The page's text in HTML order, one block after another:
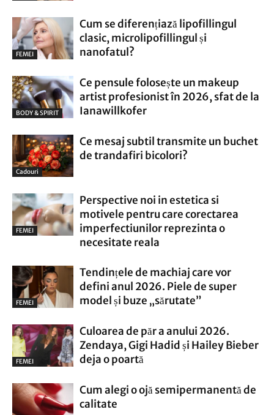
FEMEI
Cum se diferențiază lipofillingul
clasic, microlipofillingul și
nanofatul?
BODY & SPIRIT
Ce pensule folosește un makeup
artist profesionist în 2026, sfat de la
Ianawillkofer
Cadouri
Ce mesaj subtil transmite un buchet
de trandafiri bicolori?
FEMEI
Perspective noi in estetica si
motivele pentru care corectarea
imperfectiunilor reprezinta o
necesitate reala
FEMEI
Tendințele de machiaj care vor
defini anul 2026. Piele de super
model și buze „sărutate”
FEMEI
Culoarea de păr a anului 2026.
Zendaya, Gigi Hadid și Hailey Bieber
deja o poartă
Cum alegi o ojă semipermanentă de
calitate